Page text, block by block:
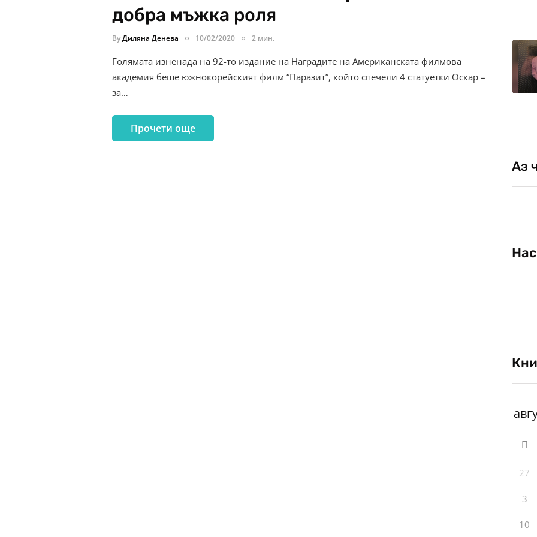
добра мъжка роля
ByДиляна Денева 10/02/2020 2 мин.
Голямата изненада на 92-то издание на Наградите на Американската филмова
академия беше южнокорейският филм “Паразит”, който спечели 4 статуетки Оскар –
за…
Прочети още
Аз
П
27
3
10